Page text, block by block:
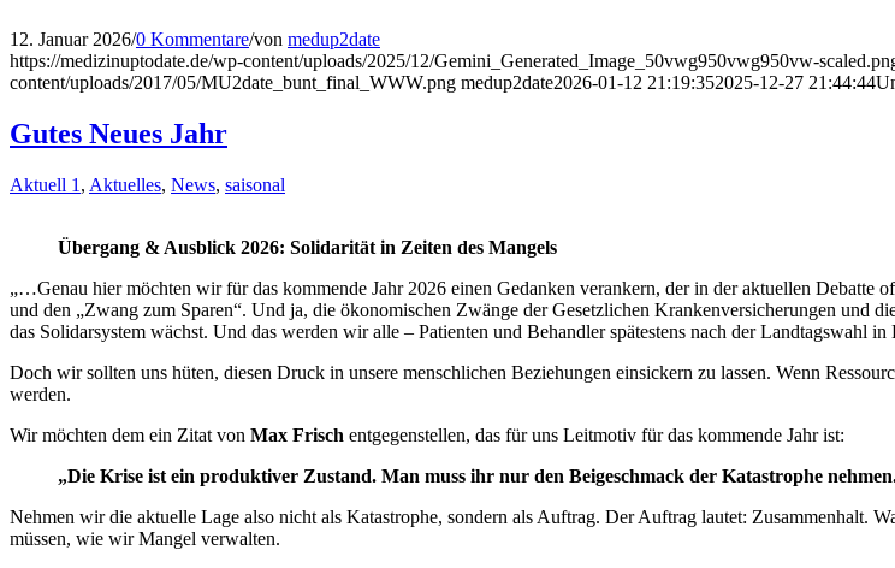
12. Januar 2026/0 Kommentare/von medup2date
https://medizinuptodate.de/wp-content/uploads/2025/12/Gemini_Generated_Image_50vwg950vwg950vw-
content/uploads/2017/05/MU2date_bunt_final_WWW.png medup2date2026-01-12 21:19:352025-12-27 21:44:44
Gutes Neues Jahr
Aktuell 1 , Aktuelles, News, saisonal
Übergang & Ausblick 2026: Solidarität in Zeiten des Mangels
„…Genau hier möchten wir für das kommende Jahr 2026 einen Gedanken verankern, der in der aktuellen
und den „Zwang zum Sparen“. Und ja, die ökonomischen Zwänge der Gesetzlichen Krankenversicherungen und
das Solidarsystem wächst. Und das werden wir alle – Patienten und Behandler spätestens nach der Landtagswahl
Doch wir sollten uns hüten, diesen Druck in unsere menschlichen Beziehungen einsickern zu lassen. Wenn
werden.
Wir möchten dem ein Zitat von Max Frisch entgegenstellen, das für uns Leitmotiv für das kommende Jahr ist:
„Die Krise ist ein produktiver Zustand. Man muss ihr nur den Beigeschmack der Katastrophe
Nehmen wir die aktuelle Lage also nicht als Katastrophe, sondern als Auftrag. Der Auftrag lautet: Zusammenhalt.
müssen, wie wir Mangel verwalten.